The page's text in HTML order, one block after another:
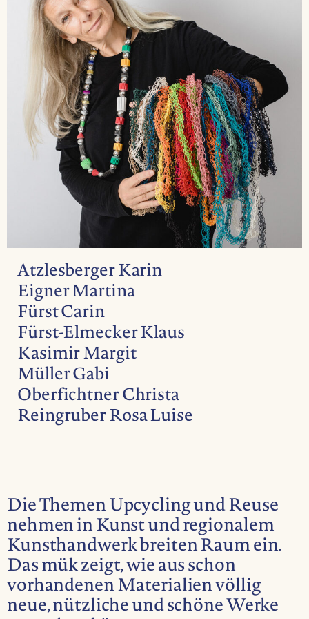
Atzlesberger Karin
Eigner Martina
Fürst Carin
Fürst-Elmecker Klaus
Kasimir Margit
Müller Gabi
Oberfichtner Christa
Reingruber Rosa Luise
Die Themen Upcycling und Reuse
nehmen in Kunst und regionalem
Kunsthandwerk breiten Raum ein.
Das mük zeigt, wie aus schon
vorhandenen Materialien völlig
neue, nützliche und schöne Werke